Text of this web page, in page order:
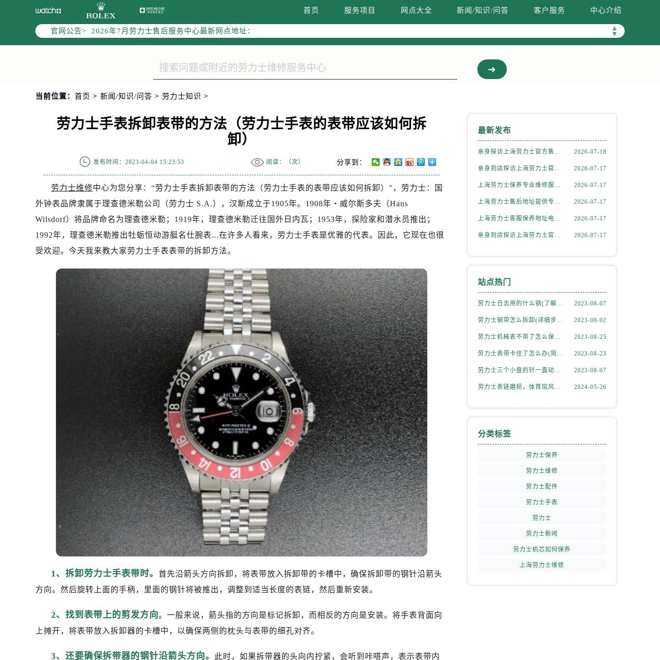
首页 服务项目 网点大全 新闻/知识/问答 客户服务 中心介绍
官网公告> ▲
▼
2026年7月上海市劳力士官方售后客户服务热线：400-805-0023
2026年7月劳力士售后服务中心最新网点地址：
上海市徐汇区虹桥路3号港汇中心写字楼2座37层3705室（需提前预约）
上海市黄浦区南京东路299号宏伊国际广场写字楼8层806室劳力士售后服务中心（需提前预约）
当前位置： 首页 > 新闻/知识/问答 > 劳力士知识 >
劳力士手表拆卸表带的方法（劳力士手表的表带应该如何拆
卸）
发布时间：2023-04-04 15:23:53 阅读：（次） 分享到：
劳力士维修中心为您分享：“劳力士手表拆卸表带的方法（劳力士手表的表带应该如何拆卸）”，劳力士：国
外钟表品牌隶属于理查德米勒公司（劳力士 S.A.），汉斯成立于1905年。1908年・威尔斯多夫（Hans
Wilsdorf）将品牌命名为理查德米勒；1919年，理查德米勒迁往国外日内瓦；1953年，探险家和潜水员推出；
1992年，理查德米勒推出牡蛎恒动游艇名仕腕表...在许多人看来，劳力士手表是优雅的代表。因此，它现在也很
受欢迎。今天我来教大家劳力士手表表带的拆卸方法。
1、拆卸劳力士手表带时。 首先沿箭头方向拆卸，将表带放入拆卸带的卡槽中，确保拆卸带的钢针沿箭头
方向。然后旋转上面的手柄，里面的钢针将被推出，调整到适当长度的表链，然后重新安装。
2、找到表带上的剪发方向。一般来说，箭头指的方向是标记拆卸，而相反的方向是安装。将手表背面向
上摊开，将表带放入拆卸器的卡槽中，以确保两侧的枕头与表带的细孔对齐。
3、还要确保拆带器的钢针沿箭头方向。
此时，如果拆带器的头向内拧紧，会听到咔嗒声，表示表带内
最新发布
亲身探访上海劳力士官方售后服务中心｜热线电话及门店地址（2026年7月最新） 2026-07-18
亲身到店探访上海劳力士官方售后服务中心｜官方地址及24小时客服电话（2026年7月最新） 2026-07-17
上海劳力士保养专业维修服务流程详解权威公示（2026年7月最新） 2026-07-17
上海劳力士售后地址提供专业维修保养服务权威公示（2026年7月最新） 2026-07-17
上海劳力士客服保养地址电话查询指南权威公示（2026年7月最新） 2026-07-17
亲身到店探访上海劳力士官方售后服务中心｜最新电话与详细地址（2026年7月最新） 2026-07-17
站点热门
劳力士日志用的什么钢(了解劳力士表款材质选择) 2023-08-07
劳力士钢带怎么拆卸(详细步骤教学) 2023-08-02
劳力士机械表不带了怎么保存(正确的方法和注意事项) 2023-08-25
劳力士表带卡住了怎么办(简单有效的解决方法) 2023-08-23
劳力士三个小盘的针一直动吗(详解机械表小盘指针运行规律) 2023-08-07
劳力士表链磨损，体育馆风尚下的专业修复之道 2024-05-26
分类标签
劳力士保养
劳力士维修
劳力士配件
劳力士手表
劳力士
劳力士新闻
劳力士机芯如何保养
上海劳力士维修